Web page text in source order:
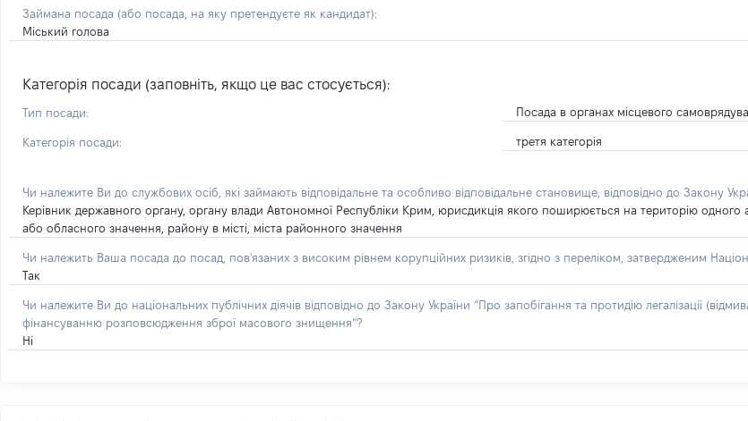
Займана посада (або посада, на яку претендуєте як кандидат):
Міський голова
Категорія посади (заповніть, якщо це вас стосується):
Тип посади: Посада в органах місцевого
Категорія посади: третя категорія
Чи належите Ви до службових осіб, які займають відповідальне та особливо відповідальне становище, відповідно до Закону
Керівник державного органу, органу влади Автономної Республіки Крим, юрисдикція якого поширюється на територію одного
або обласного значення, району в місті, міста районного значення
Чи належить Ваша посада до посад, пов'язаних з високим рівнем корупційних ризиків, згідно з переліком, затвердженим
Так
Чи належите Ви до національних публічних діячів відповідно до Закону України “Про запобігання та протидію легалізації
фінансуванню розповсюдження зброї масового знищення”?
Ні